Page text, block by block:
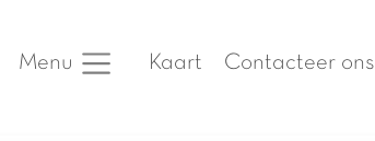
Menu Kaart Contacteer ons